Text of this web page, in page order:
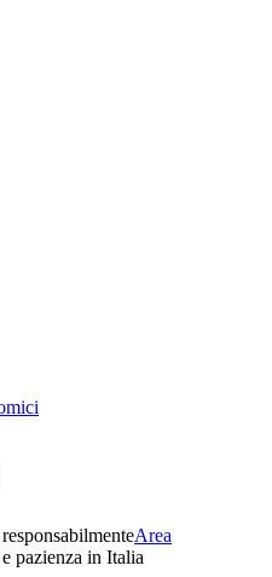
che introduce una piattaforma
tecnologie marine e di
di esperienze mai viste prima
a che fare con l’offerta
prevede una forma a Y
lunga 104 metri con una
cabine con balcone si
che presenta un
centrale sotto forma di spirale:
scivolo alto 11 ponti che sarà il